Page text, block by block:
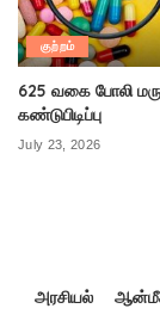
குற்றம்
625 வகை போலி
கண்டுபிடிப்பு
July 23, 2026
அரசியல்